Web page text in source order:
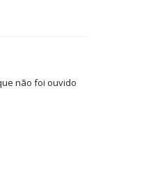
não foi ouvido